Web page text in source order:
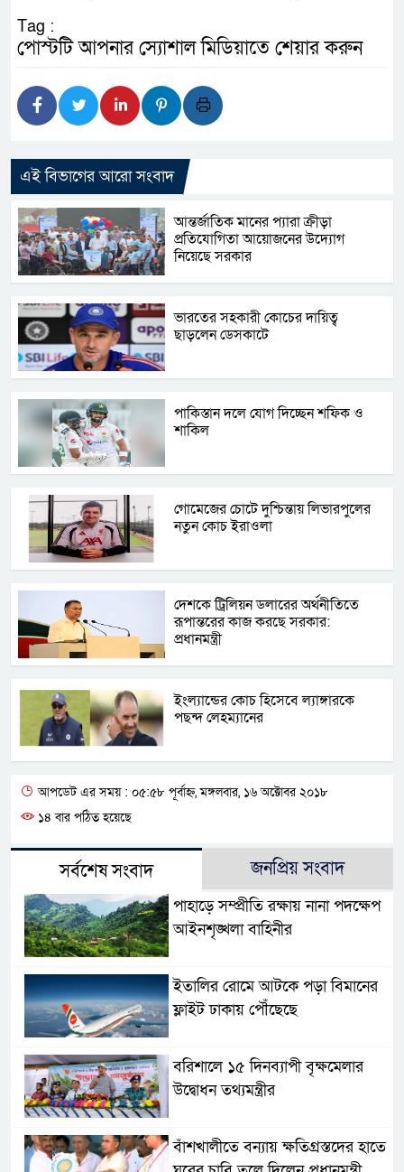
Tag :
পোস্টটি আপনার স্যোশাল মিডিয়াতে শেয়ার করুন
এই বিভাগের আরো সংবাদ
আন্তর্জাতিক মানের প্যারা ক্রীড়া
প্রতিযোগিতা আয়োজনের উদ্যোগ
নিয়েছে সরকার
ভারতের সহকারী কোচের দায়িত্ব
ছাড়লেন ডেসকাটে
পাকিস্তান দলে যোগ দিচ্ছেন শফিক ও
শাকিল
গোমেজের চোটে দুশ্চিন্তায় লিভারপুলের
নতুন কোচ ইরাওলা
দেশকে ট্রিলিয়ন ডলারের অর্থনীতিতে
রূপান্তরের কাজ করছে সরকার:
প্রধানমন্ত্রী
ইংল্যান্ডের কোচ হিসেবে ল্যাঙ্গারকে
পছন্দ লেহম্যানের
আপডেট এর সময় : ০৫:৫৮ পূর্বাহ্ন, মঙ্গলবার, ১৬ অক্টোবর ২০১৮
১৪ বার পঠিত হয়েছে
সর্বশেষ সংবাদ জনপ্রিয় সংবাদ
পাহাড়ে সম্প্রীতি রক্ষায় নানা পদক্ষেপ
আইনশৃঙ্খলা বাহিনীর
ইতালির রোমে আটকে পড়া বিমানের
ফ্লাইট ঢাকায় পৌঁছেছে
বরিশালে ১৫ দিনব্যাপী বৃক্ষমেলার
উদ্বোধন তথ্যমন্ত্রীর
বাঁশখালীতে বন্যায় ক্ষতিগ্রস্তদের হাতে